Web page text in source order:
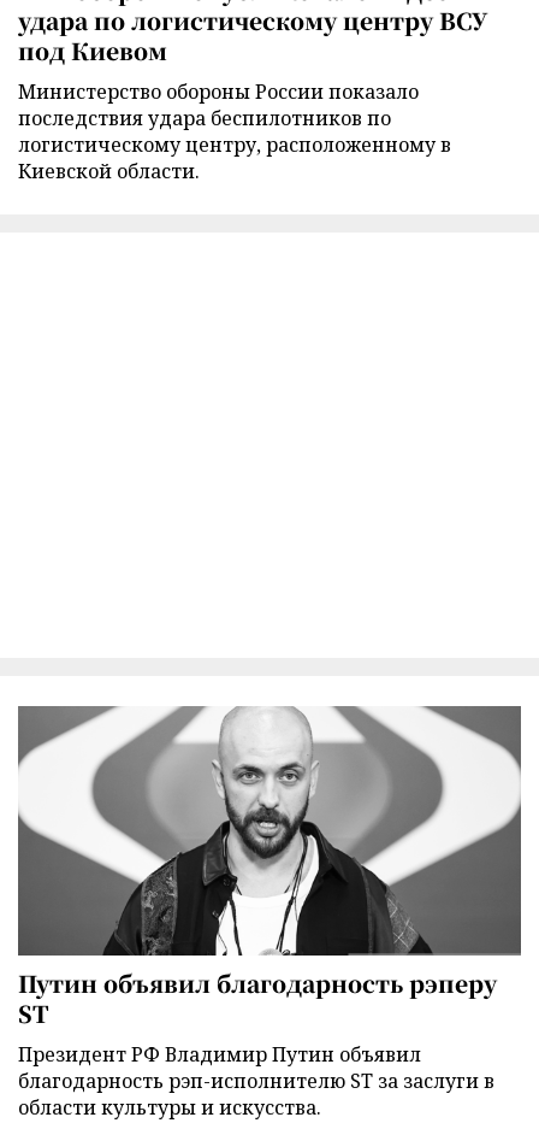
удара по логистическому центру ВСУ
под Киевом
Министерство обороны России показало
последствия удара беспилотников по
логистическому центру, расположенному в
Киевской области.
Путин объявил благодарность рэперу
ST
Президент РФ Владимир Путин объявил
благодарность рэп-исполнителю ST за заслуги в
области культуры и искусства.